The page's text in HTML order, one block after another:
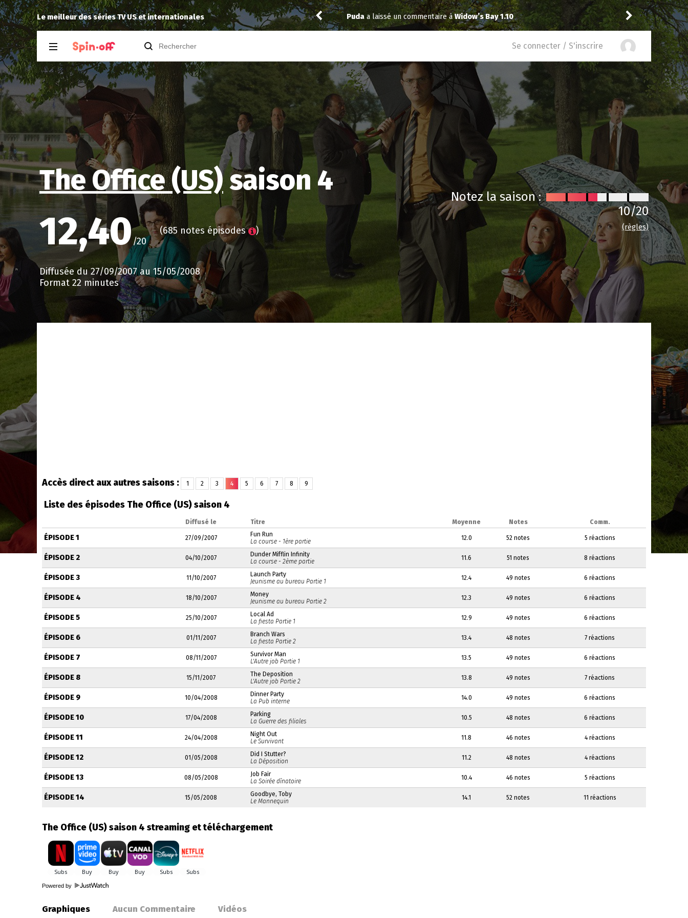
Le meilleur des séries TV US et internationales
1.09 Pudaa noté14àWidow’s Bay 1.10 Puda a laissé un commentaire àWidow’s Bay 1.10 toma a noté12àAbbott
Se connecter / S'inscrire
The Office (US)saison 4
12,40/20
(685 notes épisodes )
Diffusée du 27/09/2007 au 15/05/2008
Format 22 minutes
Notez la saison :
10/20
(règles)
Accès direct aux autres saisons : 1 2 3 4 5 6 7 8 9
Liste des épisodes The Office (US) saison 4
Diffusé le Titre Moyenne Notes Comm.
ÉPISODE 1 27/09/2007
Fun Run
La course - 1ère partie
12.0 52 notes 5 réactions
ÉPISODE 2 04/10/2007
Dunder Mifflin Infinity
La course - 2ème partie
11.6 51 notes 8 réactions
ÉPISODE 3 11/10/2007
Launch Party
Jeunisme au bureau Partie 1
12.4 49 notes 6 réactions
ÉPISODE 4 18/10/2007
Money
Jeunisme au bureau Partie 2
12.3 49 notes 6 réactions
ÉPISODE 5 25/10/2007
Local Ad
La fiesta Partie 1
12.9 49 notes 6 réactions
ÉPISODE 6 01/11/2007
Branch Wars
La fiesta Partie 2
13.4 48 notes 7 réactions
ÉPISODE 7 08/11/2007
Survivor Man
L'Autre job Partie 1
13.5 49 notes 6 réactions
ÉPISODE 8 15/11/2007
The Deposition
L'Autre job Partie 2
13.8 49 notes 7 réactions
ÉPISODE 9 10/04/2008
Dinner Party
La Pub interne
14.0 49 notes 6 réactions
ÉPISODE 10 17/04/2008
Parking
La Guerre des filiales
10.5 48 notes 6 réactions
ÉPISODE 11 24/04/2008
Night Out
Le Survivant
11.8 46 notes 4 réactions
ÉPISODE 12 01/05/2008
Did I Stutter?
La Déposition
11.2 48 notes 4 réactions
ÉPISODE 13 08/05/2008
Job Fair
La Soirée dînatoire
10.4 46 notes 5 réactions
ÉPISODE 14 15/05/2008
Goodbye, Toby
Le Mannequin
14.1 52 notes 11 réactions
The Office (US) saison 4 streaming et téléchargement
Powered by
Graphiques Aucun Commentaire Vidéos